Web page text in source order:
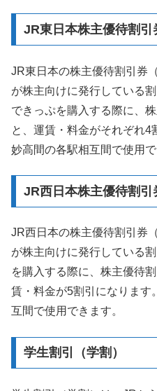
JR東日本株主優待割引
JR東日本の株主優待割引券
が株主向けに発行している
できっぷを購入する際に、
と、運賃・料金がそれぞれ4
妙高間の各駅相互間で使用で
JR西日本株主優待割引
JR西日本の株主優待割引券
が株主向けに発行している
を購入する際に、株主優待
賃・料金が5割引になります
互間で使用できます。
学生割引（学割）